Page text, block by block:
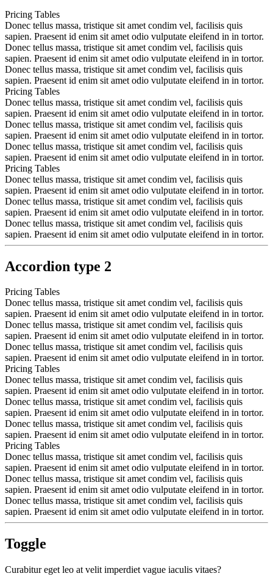
Pricing Tables
Donec tellus massa, tristique sit amet condim vel, facilisis quis
sapien. Praesent id enim sit amet odio vulputate eleifend in in tortor.
Donec tellus massa, tristique sit amet condim vel, facilisis quis
sapien. Praesent id enim sit amet odio vulputate eleifend in in tortor.
Donec tellus massa, tristique sit amet condim vel, facilisis quis
sapien. Praesent id enim sit amet odio vulputate eleifend in in tortor.
Pricing Tables
Donec tellus massa, tristique sit amet condim vel, facilisis quis
sapien. Praesent id enim sit amet odio vulputate eleifend in in tortor.
Donec tellus massa, tristique sit amet condim vel, facilisis quis
sapien. Praesent id enim sit amet odio vulputate eleifend in in tortor.
Donec tellus massa, tristique sit amet condim vel, facilisis quis
sapien. Praesent id enim sit amet odio vulputate eleifend in in tortor.
Pricing Tables
Donec tellus massa, tristique sit amet condim vel, facilisis quis
sapien. Praesent id enim sit amet odio vulputate eleifend in in tortor.
Donec tellus massa, tristique sit amet condim vel, facilisis quis
sapien. Praesent id enim sit amet odio vulputate eleifend in in tortor.
Donec tellus massa, tristique sit amet condim vel, facilisis quis
sapien. Praesent id enim sit amet odio vulputate eleifend in in tortor.
Accordion type 2
Pricing Tables
Donec tellus massa, tristique sit amet condim vel, facilisis quis
sapien. Praesent id enim sit amet odio vulputate eleifend in in tortor.
Donec tellus massa, tristique sit amet condim vel, facilisis quis
sapien. Praesent id enim sit amet odio vulputate eleifend in in tortor.
Donec tellus massa, tristique sit amet condim vel, facilisis quis
sapien. Praesent id enim sit amet odio vulputate eleifend in in tortor.
Pricing Tables
Donec tellus massa, tristique sit amet condim vel, facilisis quis
sapien. Praesent id enim sit amet odio vulputate eleifend in in tortor.
Donec tellus massa, tristique sit amet condim vel, facilisis quis
sapien. Praesent id enim sit amet odio vulputate eleifend in in tortor.
Donec tellus massa, tristique sit amet condim vel, facilisis quis
sapien. Praesent id enim sit amet odio vulputate eleifend in in tortor.
Pricing Tables
Donec tellus massa, tristique sit amet condim vel, facilisis quis
sapien. Praesent id enim sit amet odio vulputate eleifend in in tortor.
Donec tellus massa, tristique sit amet condim vel, facilisis quis
sapien. Praesent id enim sit amet odio vulputate eleifend in in tortor.
Donec tellus massa, tristique sit amet condim vel, facilisis quis
sapien. Praesent id enim sit amet odio vulputate eleifend in in tortor.
Toggle
Curabitur eget leo at velit imperdiet vague iaculis vitaes?